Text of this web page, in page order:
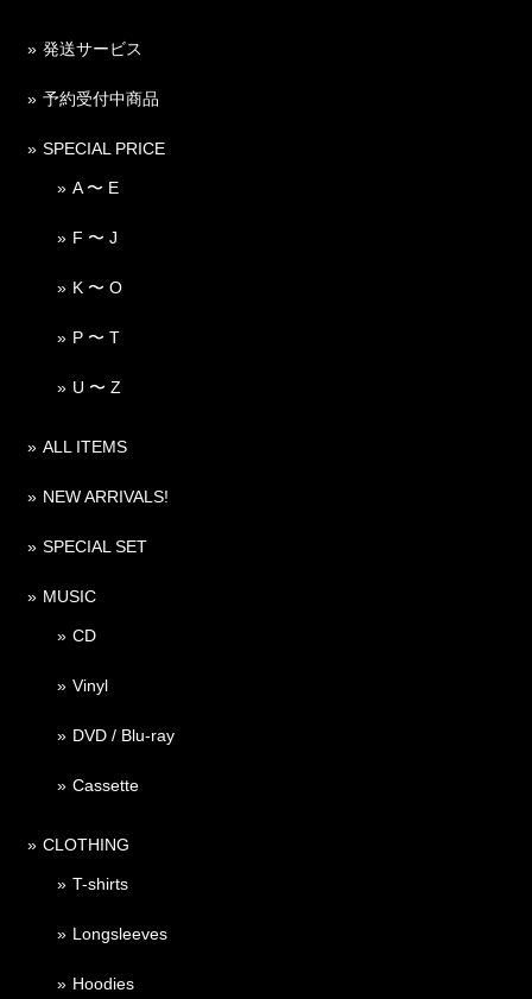
発送サービス
予約受付中商品
SPECIAL PRICE
A 〜 E
F 〜 J
K 〜 O
P 〜 T
U 〜 Z
ALL ITEMS
NEW ARRIVALS!
SPECIAL SET
MUSIC
CD
Vinyl
DVD / Blu-ray
Cassette
CLOTHING
T-shirts
Longsleeves
Hoodies